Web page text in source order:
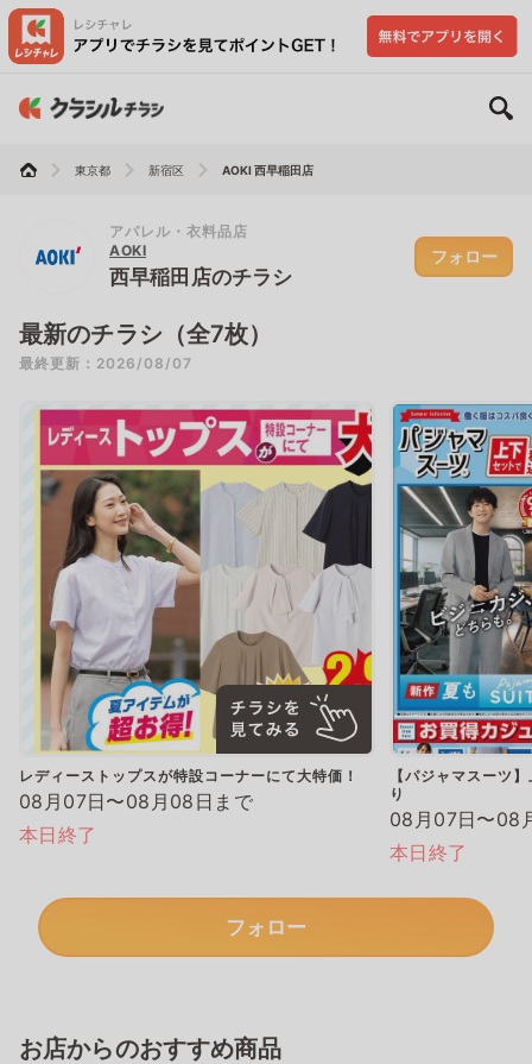
東京都 新宿区 AOKI 西早稲田店
アパレル・衣料品店
AOKI
西早稲田店のチラシ
フォロー
最新のチラシ（全7枚）
最終更新：2026/08/07
レディーストップスが特設コーナーにて大特価！
08月07日〜08月08日まで
本日終了
【パジャマスーツ
り
08月07日〜08
本日終了
フォロー
お店からのおすすめ商品